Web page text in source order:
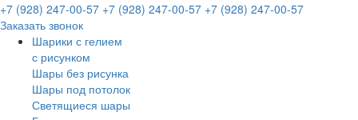
+7 (928) 247-00-57 +7 (928) 247-00-57 +7 (928) 247-00-57
Заказать звонок
Шарики с гелием
с рисунком
Шары без рисунка
Шары под потолок
Светящиеся шары